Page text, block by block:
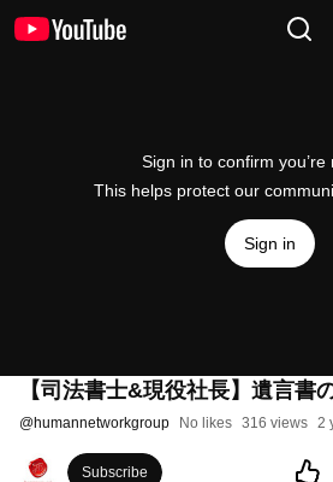
Sign in to confirm you’re
This helps protect our
Sign in
【司法書士&現役社長】遺言
@humannetworkgroup No likes 316 views 2
Subscribe